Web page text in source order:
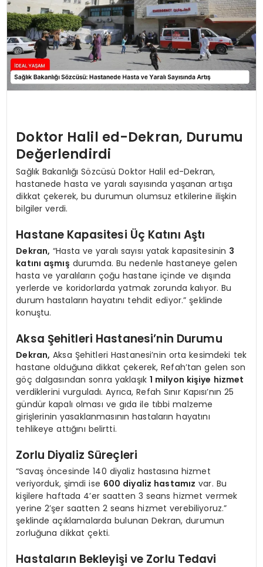
Doktor Halil ed-Dekran, Durumu
Değerlendirdi
Sağlık Bakanlığı Sözcüsü Doktor Halil ed-Dekran,
hastanede hasta ve yaralı sayısında yaşanan artışa
dikkat çekerek, bu durumun olumsuz etkilerine ilişkin
bilgiler verdi.
Hastane Kapasitesi Üç Katını Aştı
Dekran, “Hasta ve yaralı sayısı yatak kapasitesinin 3
katını aşmış durumda. Bu nedenle hastaneye gelen
hasta ve yaralıların çoğu hastane içinde ve dışında
yerlerde ve koridorlarda yatmak zorunda kalıyor. Bu
durum hastaların hayatını tehdit ediyor.” şeklinde
konuştu.
Aksa Şehitleri Hastanesi’nin Durumu
Dekran, Aksa Şehitleri Hastanesi’nin orta kesimdeki tek
hastane olduğuna dikkat çekerek, Refah’tan gelen son
göç dalgasından sonra yaklaşık 1 milyon kişiye hizmet
verdiklerini vurguladı. Ayrıca, Refah Sınır Kapısı’nın 25
gündür kapalı olması ve gıda ile tıbbi malzeme
girişlerinin yasaklanmasının hastaların hayatını
tehlikeye attığını belirtti.
Zorlu Diyaliz Süreçleri
“Savaş öncesinde 140 diyaliz hastasına hizmet
veriyorduk, şimdi ise 600 diyaliz hastamız var. Bu
kişilere haftada 4’er saatten 3 seans hizmet vermek
yerine 2’şer saatten 2 seans hizmet verebiliyoruz.”
şeklinde açıklamalarda bulunan Dekran, durumun
zorluğuna dikkat çekti.
Hastaların Bekleyişi ve Zorlu Tedavi